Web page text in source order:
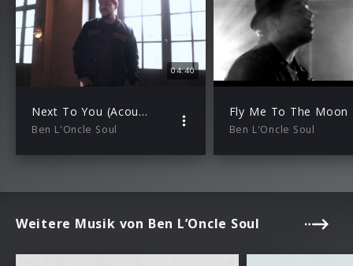
04:40
Next To You (Acoustic Version)
Ben L'Oncle Soul
Fly Me To The Moon
Ben L'Oncle Soul
Weitere Musik von Ben L’Oncle Soul